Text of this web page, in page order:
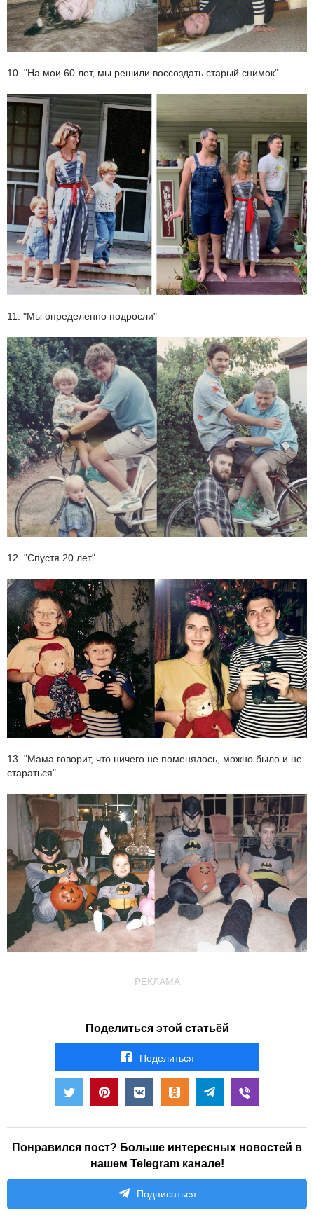
10. "На мои 60 лет, мы решили воссоздать старый снимок"
11. "Мы определенно подросли"
12. "Спустя 20 лет"
13. "Мама говорит, что ничего не поменялось, можно было и не
стараться"
РЕКЛАМА
Поделиться этой статьёй
Поделиться
Понравился пост? Больше интересных новостей в
нашем Telegram канале!
Подписаться